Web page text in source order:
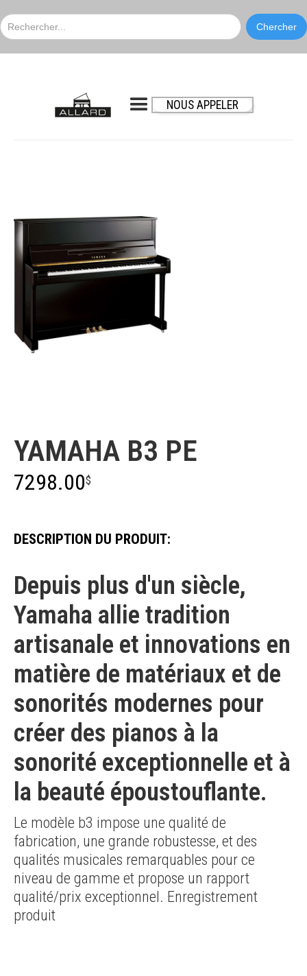
NOUS APPELER
YAMAHA B3 PE
7298.00$
DESCRIPTION DU PRODUIT:
Depuis plus d'un siècle,
Yamaha allie tradition
artisanale et innovations en
matière de matériaux et de
sonorités modernes pour
créer des pianos à la
sonorité exceptionnelle et à
la beauté époustouflante.
Le modèle b3 impose une qualité de
fabrication, une grande robustesse, et des
qualités musicales remarquables pour ce
niveau de gamme et propose un rapport
qualité/prix exceptionnel. Enregistrement
produit